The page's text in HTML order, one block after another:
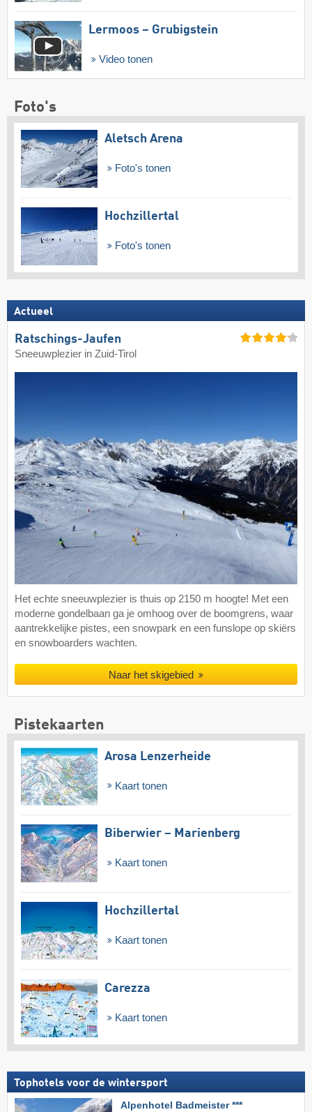
Lermoos – Grubigstein
Video tonen
Foto's
Aletsch Arena
Foto's tonen
Hochzillertal
Foto's tonen
Actueel
Ratschings-Jaufen
Sneeuwplezier in Zuid-Tirol
Het echte sneeuwplezier is thuis op 2150 m hoogte! Met een
moderne gondelbaan ga je omhoog over de boomgrens, waar
aantrekkelijke pistes, een snowpark en een funslope op skiërs
en snowboarders wachten.
Naar het skigebied
Pistekaarten
Arosa Lenzerheide
Kaart tonen
Biberwier – Marienberg
Kaart tonen
Hochzillertal
Kaart tonen
Carezza
Kaart tonen
Tophotels voor de wintersport
Alpenhotel Badmeister ***